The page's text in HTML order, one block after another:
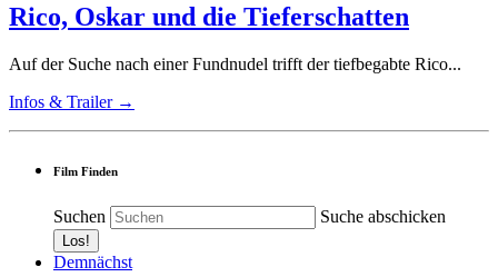
Rico, Oskar und die Tieferschatten
Auf der Suche nach einer Fundnudel trifft der tiefbegabte Rico...
Infos & Trailer →
Film Finden
Suchen Suche abschicken
Demnächst